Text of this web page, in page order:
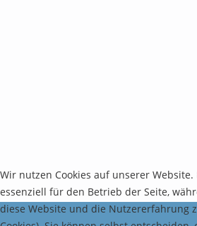
Wir nutzen Cookies auf unserer
essenziell für den Betrieb der Seite,
diese Website und die Nutzererfahrung